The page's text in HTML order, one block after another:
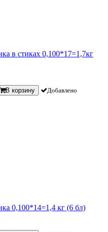
в стиках 0,100*17=1,7кг
В корзину Добавлено
0,100*14=1,4 кг (6 бл)